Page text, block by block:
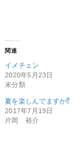
関連
イメチェン
2020年5月23日
未分類
夏を楽しんでますか⁇
2017年7月19日
片岡 裕介